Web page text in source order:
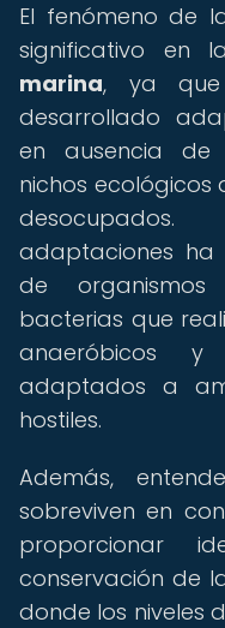
El fenómeno de
significativo en
marina, ya que
desarrollado
en ausencia de
nichos
adaptaciones ha
de
bacterias que
anaeróbicos y
adaptados a
hostiles.
Además,
sobreviven en
proporcionar
conservación de
donde los niveles